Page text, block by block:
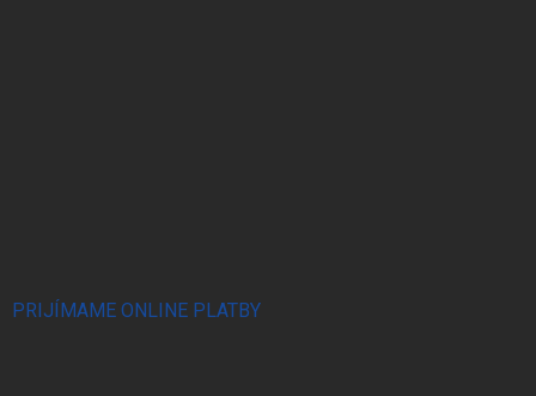
PRIJÍMAME ONLINE PLATBY